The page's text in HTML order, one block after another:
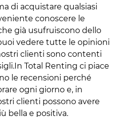
di acquistare qualsiasi
conoscere le
già usufruiscono dello
vedere tutte le opinioni
clienti sono contenti
Total Renting ci piace
le recensioni perché
ogni giorno e, in
clienti possono avere
bella e positiva.